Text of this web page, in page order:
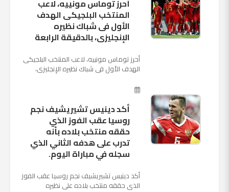
أحرز توماس مونييه، لاعب
المنتخب البلجيكى الهدف
الأول فى شباك نظيره
الإنجليزى، بالدقيقة الرابعة
أحرز توماس مونييه، لاعب المنتخب البلجيكى
الهدف الأول فى شباك نظيره الإنجليزى،
بينهما حاليا على م...
أكد دينيس تشيريشيف نجم
روسيا عقب الفوز الذي
حققه منتخب بلاده بأنه
تدرب على هدفه الثاني الذي
سجله في مباراة اليوم.
أكد دينيس تشيريشيف نجم روسيا عقب الفوز
الذي حققه منتخب بلاده على نظيره